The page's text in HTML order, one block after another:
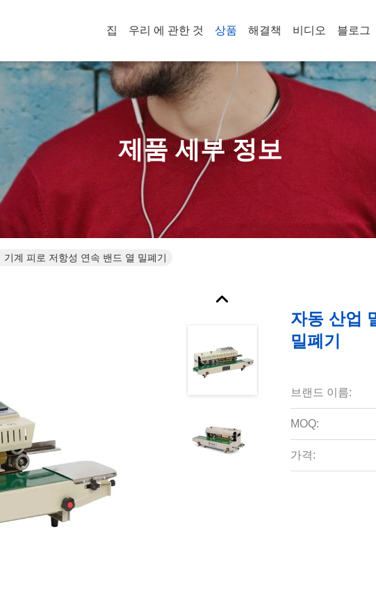
집 우리 에 관한 것 상품 해결책 비디오 블로그
제품 세부 정보
기계 피로 저항성 연속 밴드 열 밀폐기
자동 산업
밀폐기
브랜드 이름:
MOQ:
가격: